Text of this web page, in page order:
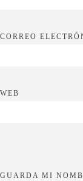
CORREO
WEB
GUARDA MI